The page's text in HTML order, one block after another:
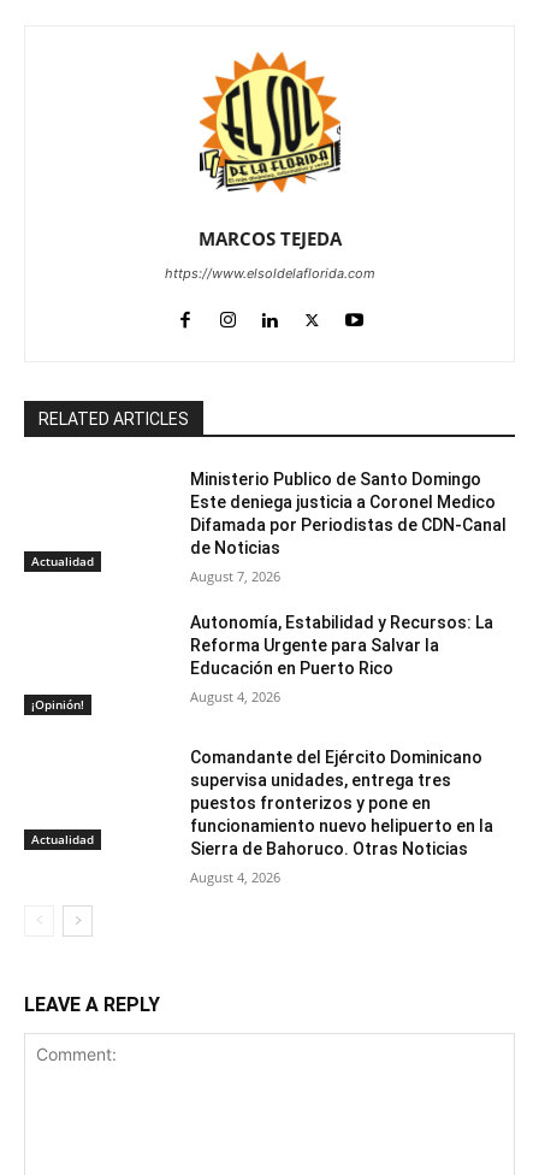
MARCOS TEJEDA
https://www.elsoldelaflorida.com
RELATED ARTICLES
Actualidad
Ministerio Publico de Santo Domingo
Este deniega justicia a Coronel Medico
Difamada por Periodistas de CDN-Canal
de Noticias
August 7, 2026
¡Opinión!
Autonomía, Estabilidad y Recursos: La
Reforma Urgente para Salvar la
Educación en Puerto Rico
August 4, 2026
Actualidad
Comandante del Ejército Dominicano
supervisa unidades, entrega tres
puestos fronterizos y pone en
funcionamiento nuevo helipuerto en la
Sierra de Bahoruco. Otras Noticias
August 4, 2026
LEAVE A REPLY